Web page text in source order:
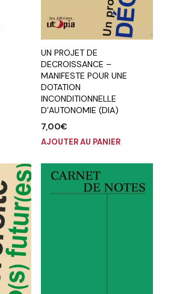
UN PROJET DE
DECROISSANCE –
MANIFESTE POUR UNE
DOTATION
INCONDITIONNELLE
D’AUTONOMIE (DIA)
7,00€
AJOUTER AU PANIER